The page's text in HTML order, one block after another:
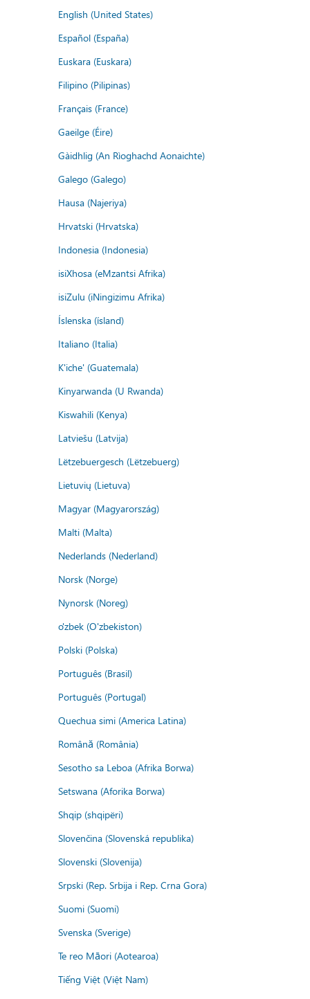
English (United States)
Español (España)
Euskara (Euskara)
Filipino (Pilipinas)
Français (France)
Gaeilge (Éire)
Gàidhlig (An Rìoghachd Aonaichte)
Galego (Galego)
Hausa (Najeriya)
Hrvatski (Hrvatska)
Indonesia (Indonesia)
isiXhosa (eMzantsi Afrika)
isiZulu (iNingizimu Afrika)
Íslenska (ísland)
Italiano (Italia)
K'iche' (Guatemala)
Kinyarwanda (U Rwanda)
Kiswahili (Kenya)
Latviešu (Latvija)
Lëtzebuergesch (Lëtzebuerg)
Lietuvių (Lietuva)
Magyar (Magyarország)
Malti (Malta)
Nederlands (Nederland)
Norsk (Norge)
Nynorsk (Noreg)
o'zbek (O'zbekiston)
Polski (Polska)
Português (Brasil)
Português (Portugal)
Quechua simi (America Latina)
Română (România)
Sesotho sa Leboa (Afrika Borwa)
Setswana (Aforika Borwa)
Shqip (shqipëri)
Slovenčina (Slovenská republika)
Slovenski (Slovenija)
Srpski (Rep. Srbija i Rep. Crna Gora)
Suomi (Suomi)
Svenska (Sverige)
Te reo Māori (Aotearoa)
Tiếng Việt (Việt Nam)